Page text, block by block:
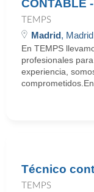
CONTABLE
TEMPS
Madrid, Madrid
En TEMPS
profesionales
experiencia,
Técnico
TEMPS